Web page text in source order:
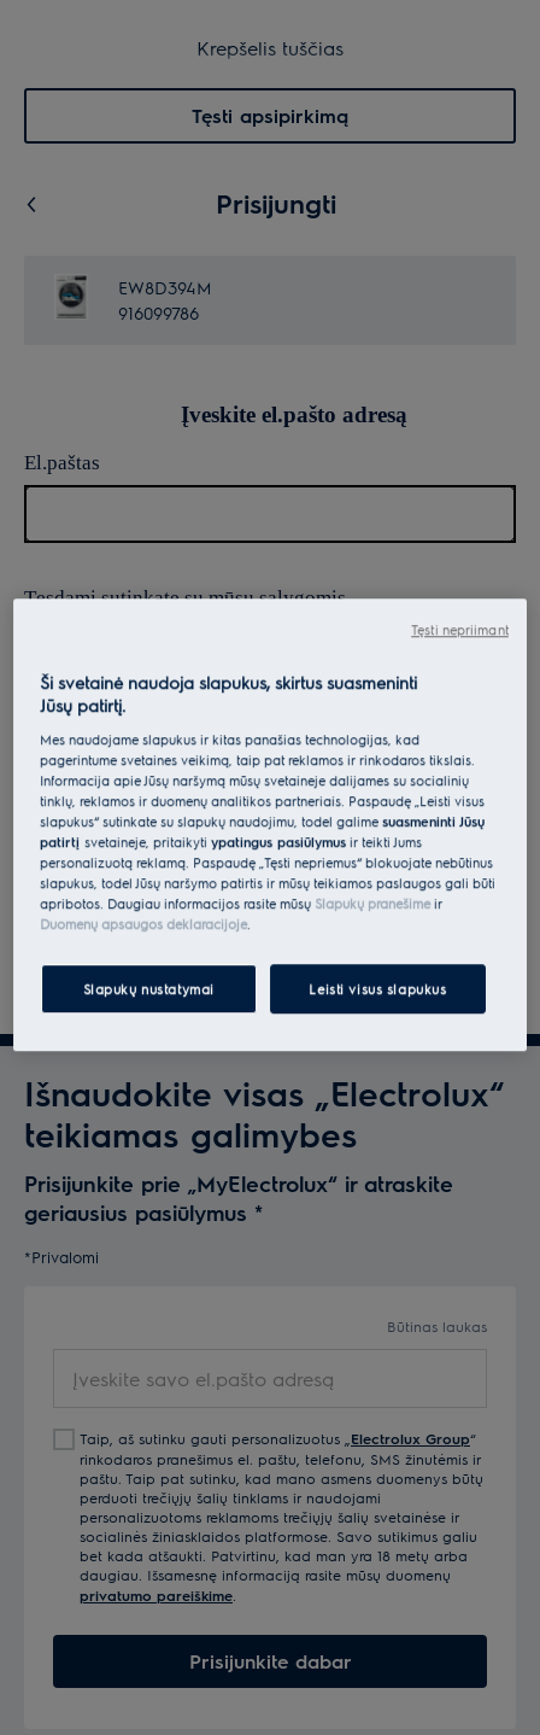
Menu 0
Krepšelis tuščias
Tęsti apsipirkimą
Prisijungti
EW8D394M
916099786
Įveskite el.pašto adresą
El.paštas
Tęsdami sutinkate su mūsų sąlygomis.
asmens duomenis, peržiūrėkite mūsų duomenų apsaugos
deklaraciją.
Išnaudokite visas „Electrolux“
teikiamas galimybes
Prisijunkite prie „MyElectrolux“ ir atraskite
geriausius pasiūlymus *
*Privalomi
Būtinas laukas
Taip, aš sutinku gauti personalizuotus „ Electrolux Group“
rinkodaros pranešimus el. paštu, telefonu, SMS žinutėmis ir
paštu. Taip pat sutinku, kad mano asmens duomenys būtų
perduoti trečiųjų šalių tinklams ir naudojami
personalizuotoms reklamoms trečiųjų šalių svetainėse ir
socialinės žiniasklaidos platformose. Savo sutikimus galiu
bet kada atšaukti. Patvirtinu, kad man yra 18 metų arba
daugiau. Išsamesnę informaciją rasite mūsų duomenų
privatumo pareiškime
Prisijunkite dabar
Ši svetainė naudoja slapukus, skirtus suasmeninti
Jūsų patirtį.
Mes naudojame slapukus ir kitas panašias technologijas, kad
pagerintume svetainės veikimą, taip pat reklamos ir rinkodaros tikslais.
Informacija apie Jūsų naršymą mūsų svetainėje dalijamės su socialinių
tinklų, reklamos ir duomenų analitikos partneriais. Paspaudę „Leisti visus
slapukus“ sutinkate su slapukų naudojimu, todėl galimesuasmeninti Jūsų
patirtįsvetainėje, pritaikytiypatingus pasiūlymus ir teikti Jums
personalizuotą reklamą. Paspaudę „Tęsti nepriėmus“ blokuojate nebūtinus
slapukus, todėl Jūsų naršymo patirtis ir mūsų teikiamos paslaugos gali būti
apribotos. Daugiau informacijos rasite mūsų Slapukų pranešimeir
Duomenų apsaugos deklaracijoje.
Slapukų nustatymai Leisti visus slapukus
Tęsti nepriimant